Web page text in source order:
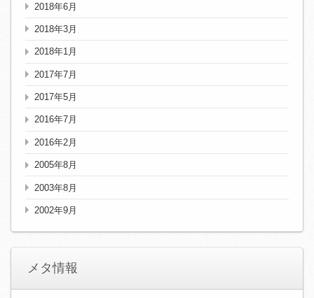
2018年6月
2018年3月
2018年1月
2017年7月
2017年5月
2016年7月
2016年2月
2005年8月
2003年8月
2002年9月
メタ情報